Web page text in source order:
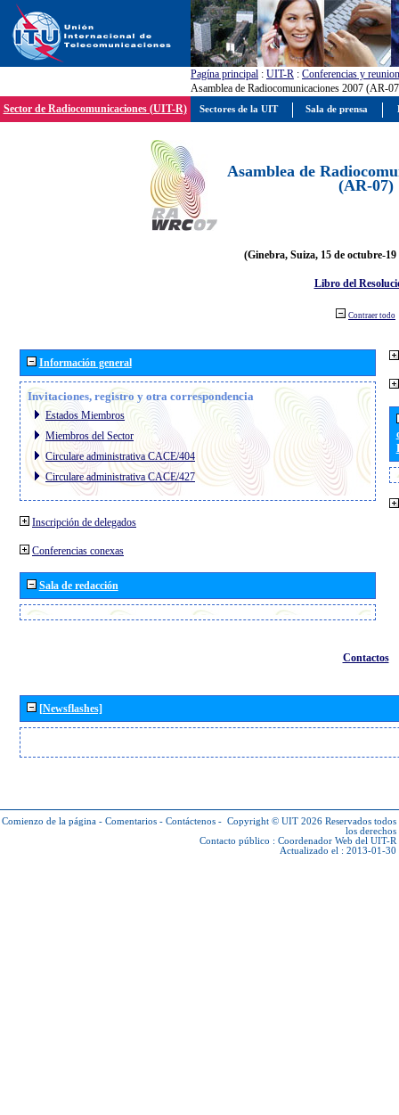
Pagína principal : UIT-R : Conferencias y
Asamblea de Radiocomunicaciones 2007 (AR-
Sector de Radiocomunicaciones (UIT-R)
Asamblea de
(AR-07)
(Ginebra, Suiza, 15 de octubre-19
Libro del
Contraer todo
Información general
Invitaciones, registro y otra correspondencia
Estados Miembros
Miembros del Sector
Circulare administrativa CACE/404
Circulare administrativa CACE/427
Inscripción de delegados
Conferencias conexas
Sala de redacción
Contactos
[Newsflashes]
Comienzo de la página - Comentarios - Contáctenos - Copyright © UIT 2026 Reservados todos
los derechos
Contacto público : Coordenador Web del UIT-R
Actualizado el : 2013-01-30
Sectores de la UIT Sala de prensa